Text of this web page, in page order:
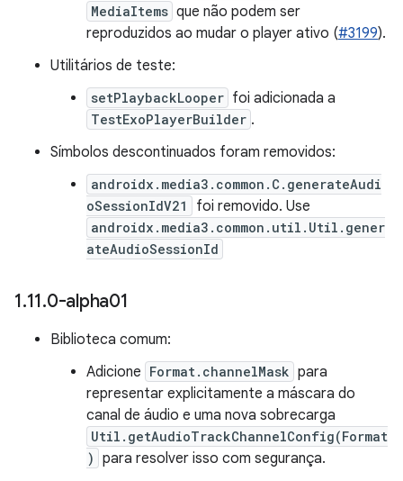
MediaItems que não podem ser
reproduzidos ao mudar o player ativo (#3199).
Utilitários de teste:
setPlaybackLooper foi adicionada a
TestExoPlayerBuilder .
Símbolos descontinuados foram removidos:
androidx.media3.common.C.generateAudi
oSessionIdV21
foi removido. Use
androidx.media3.common.util.Util.gener
ateAudioSessionId
1.11.0-alpha01
Biblioteca comum:
Adicione Format.channelMask para
representar explicitamente a máscara do
canal de áudio e uma nova sobrecarga
Util.getAudioTrackChannelConfig(Format
) para resolver isso com segurança.